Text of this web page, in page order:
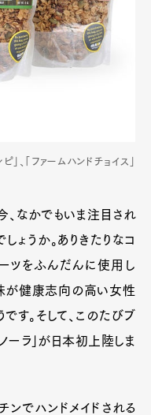
」、「ファームハンドチョイス」
なかでもいま注目され
ょうか。ありきたりなコ
ツをふんだんに使用し
が健康志向の高い女性
す。そして、このたびブ
ーラ」が日本初上陸しま
ンでハンドメイドされる